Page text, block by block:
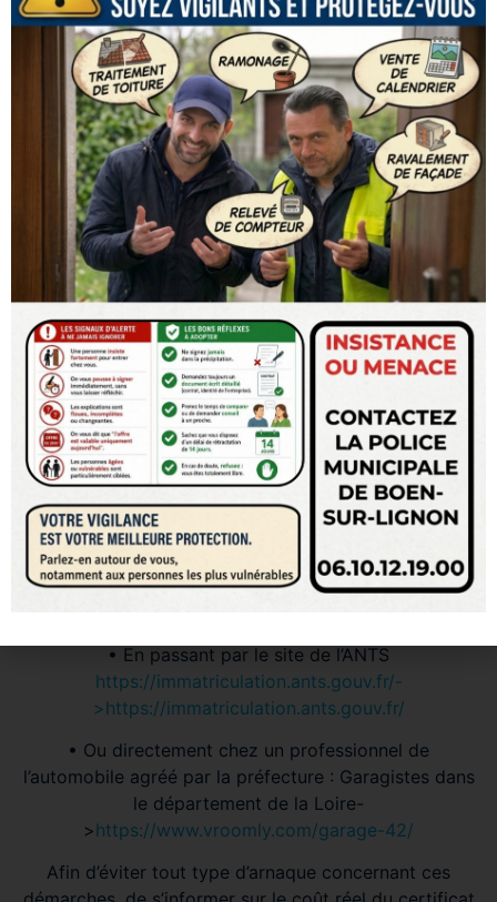
Occupation du Domaine Public : imprimé à remplir
et à déposer auprès de la Police Municipale 15
jours avant le début des travaux
Demande d'autorisation d'ouverture temporaire
d'un débit de boissons
Formulaire pour les demandes de vente au
déballage
Déclaration Chiens dangereux 1ère catégorie
Déclaration Chiens dangereux 2ème catégorie
INFO CARTE GRISE – PERMIS DE CONDUIRE
La formalité pour l’obtention d’un certificat
d’immatriculation (carte grise) s’effectue à présent de
manière totalement numérisée. Pour cela, il existe
• En passant par le site de l’ANTS
https://immatriculation.ants.gouv.fr/-
>https://immatriculation.ants.gouv.fr/
• Ou directement chez un professionnel de
l’automobile agréé par la préfecture : Garagistes dans
le département de la Loire-
>https://www.vroomly.com/garage-42/
Afin d’éviter tout type d’arnaque concernant ces